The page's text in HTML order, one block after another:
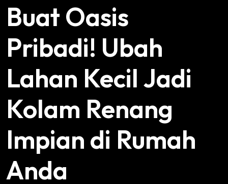
Buat Oasis
Pribadi! Ubah
Lahan Kecil Jadi
Kolam Renang
Impian di Rumah
Anda